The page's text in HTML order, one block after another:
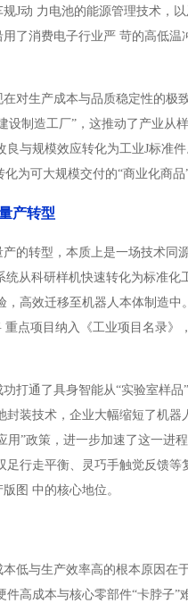
J动 力电池的能源管理技术，
了消费电子行业严 苛的高低
对生产成本与品质稳定性的极
设制造工厂”，这推动了产业
与规模效应转化为工业J标准
为可大规模交付的“商业化商
产转型
的转型，本质上是一场技术
从科研样机快速转化为标准
高效迁移至机器人本体制造
重点项目纳入《工业项目名录
打通了具身智能从“实验室样
装技术，企业大幅缩短了机
用”政策，进一步加速了这一
行走平衡、灵巧手触觉反馈
图 中的核心地位。
低与生产效率高的根本原因在
高成本与核心零部件“卡脖子